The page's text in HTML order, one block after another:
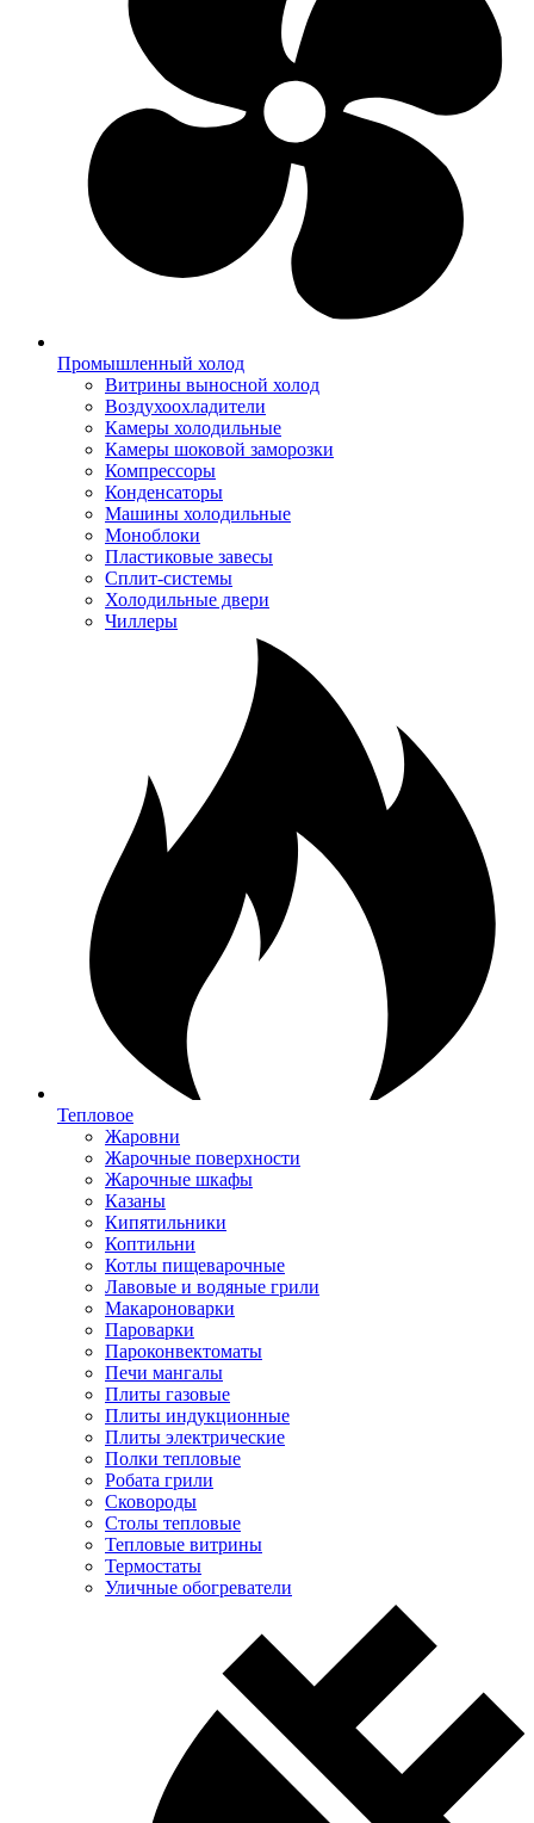
Промышленный холод
Витрины выносной холод
Воздухоохладители
Камеры холодильные
Камеры шоковой заморозки
Компрессоры
Конденсаторы
Машины холодильные
Моноблоки
Пластиковые завесы
Сплит-системы
Холодильные двери
Чиллеры
Тепловое
Жаровни
Жарочные поверхности
Жарочные шкафы
Казаны
Кипятильники
Коптильни
Котлы пищеварочные
Лавовые и водяные грили
Макароноварки
Пароварки
Пароконвектоматы
Печи мангалы
Плиты газовые
Плиты индукционные
Плиты электрические
Полки тепловые
Робата грили
Сковороды
Столы тепловые
Тепловые витрины
Термостаты
Уличные обогреватели